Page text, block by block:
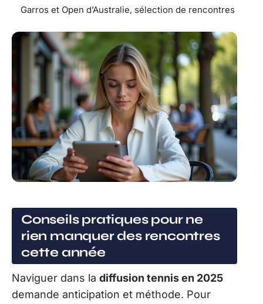
Garros et Open d’Australie, sélection de rencontres
Conseils pratiques pour ne
rien manquer des rencontres
cette année
Naviguer dans la diffusion tennis en 2025
demande anticipation et méthode. Pour